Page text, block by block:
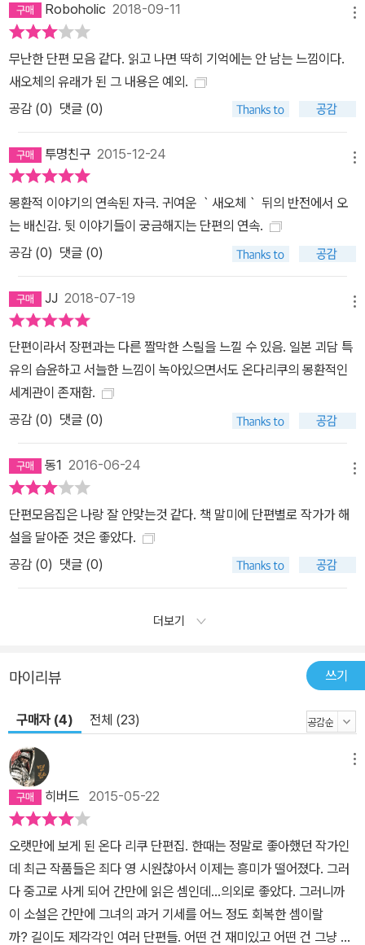
Roboholic 2018-09-11
무난한 단편 모음 같다. 읽고 나면 딱히 기억에는 안 남는 느낌이다.
새오체의 유래가 된 그 내용은 예외.
공감 (0) 댓글 (0)
투명친구 2015-12-24
몽환적 이야기의 연속된 자극. 귀여운 ｀새오체｀ 뒤의 반전에서 오
는 배신감. 뒷 이야기들이 궁금해지는 단편의 연속.
공감 (0) 댓글 (0)
JJ 2018-07-19
단편이라서 장편과는 다른 짤막한 스릴을 느낄 수 있음. 일본 괴담 특
유의 습윤하고 서늘한 느낌이 녹아있으면서도 온다리쿠의 몽환적인
세계관이 존재함.
공감 (0) 댓글 (0)
동1 2016-06-24
단편모음집은 나랑 잘 안맞는것 같다. 책 말미에 단편별로 작가가 해
설을 달아준 것은 좋았다.
공감 (0) 댓글 (0)
더보기
마이리뷰 쓰기
구매자 (4) 전체 (23)
히버드 2015-05-22
오랫만에 보게 된 온다 리쿠 단편집. 한때는 정말로 좋아했던 작가인
데 최근 작품들은 죄다 영 시원찮아서 이제는 흥미가 떨어졌다. 그러
다 중고로 사게 되어 간만에 읽은 셈인데...의외로 좋았다. 그러니까
이 소설은 간만에 그녀의 과거 기세를 어느 정도 회복한 셈이랄
까? 길이도 제각각인 여러 단편들. 어떤 건 재미있고 어떤 건 그냥 그